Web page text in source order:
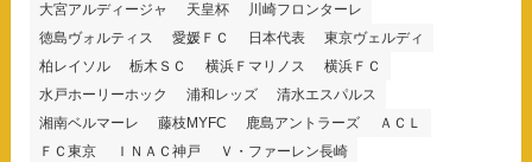
大宮アルディージャ
天皇杯
川崎フロンターレ
徳島ヴォルティス
愛媛ＦＣ 日本代表
東京ヴェルディ
柏レイソル
栃木ＳＣ 横浜Ｆマリノス
横浜ＦＣ
水戸ホーリーホック
浦和レッズ
清水エスパルス
湘南ベルマーレ
藤枝MYFC 鹿島アントラーズ
ＡＣＬ
ＦＣ東京
ＩＮＡＣ神戸 Ｖ・ファーレン長崎